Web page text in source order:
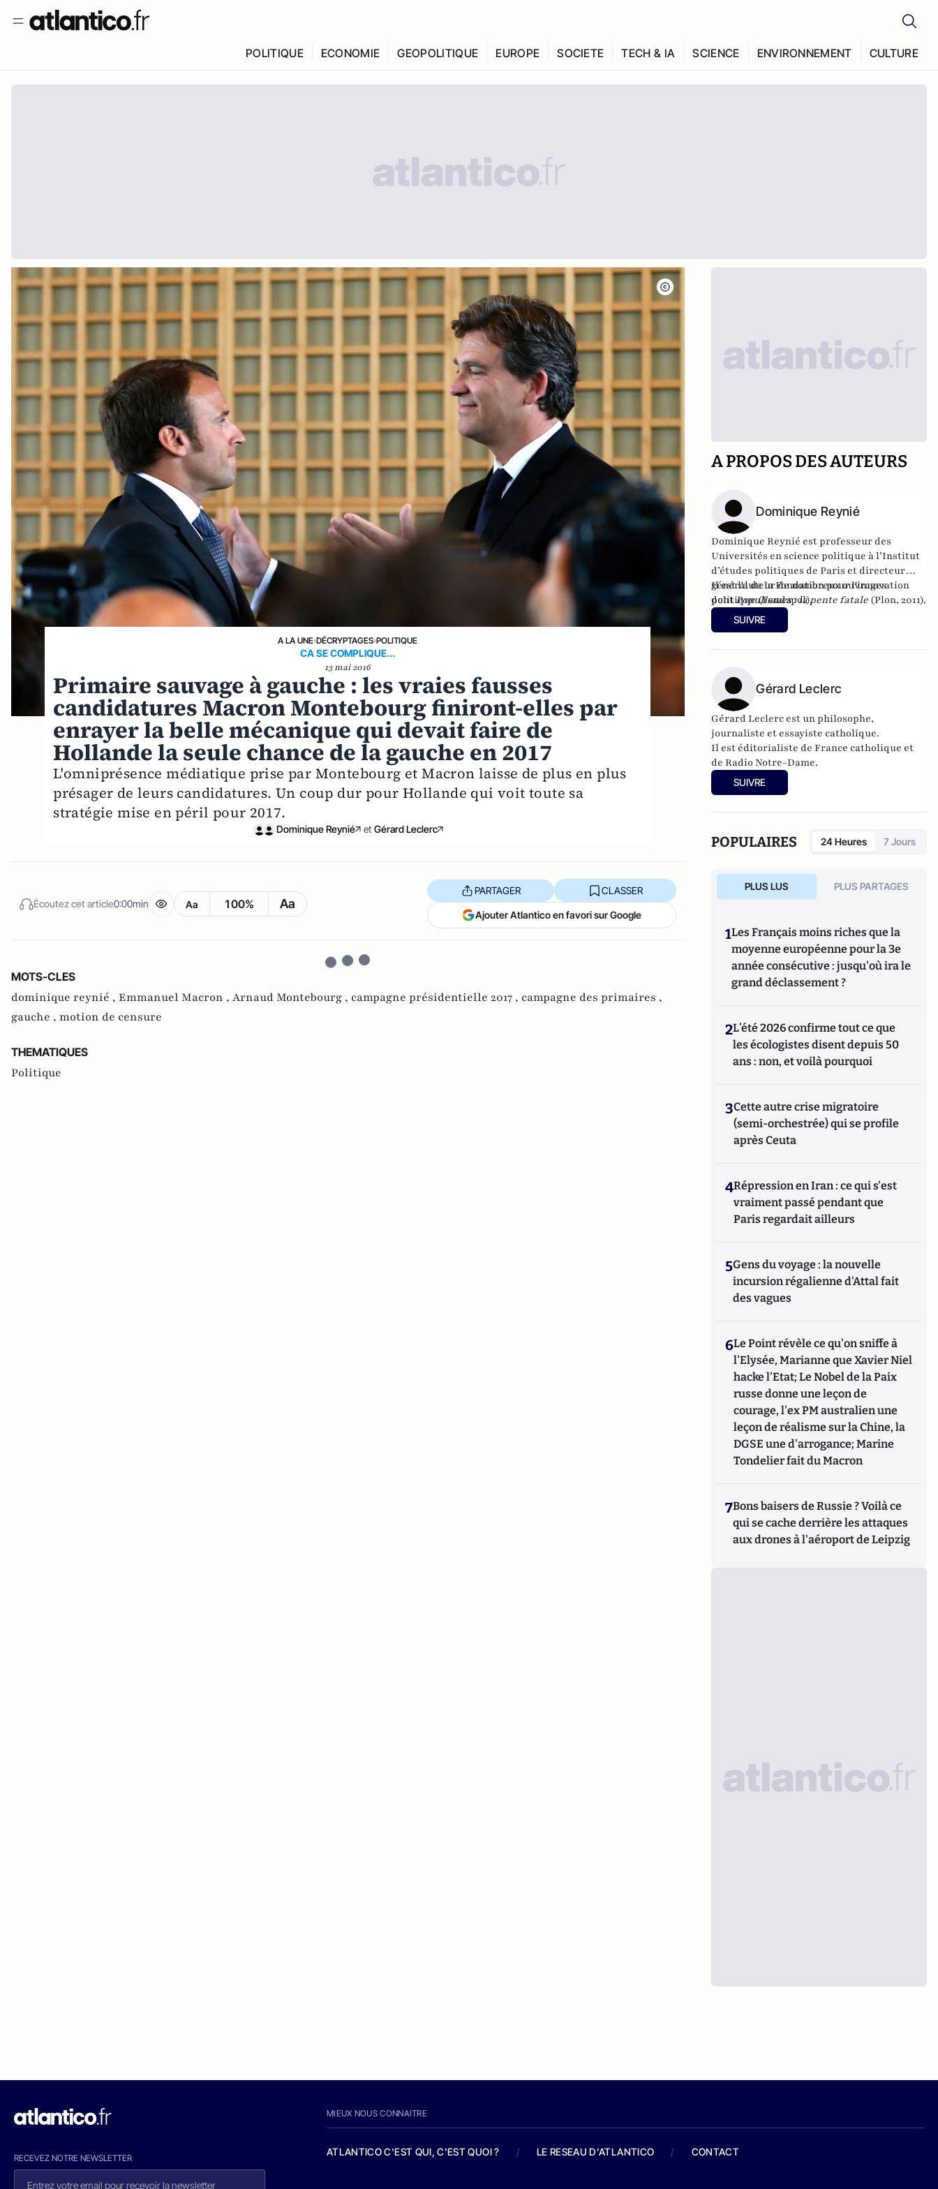
POLITIQUE ECONOMIE GEOPOLITIQUE EUROPE SOCIETE TECH & IA SCIENCE ENVIRONNEMENT CULTURE
A LA UNE›DÉCRYPTAGES›POLITIQUE
CA SE COMPLIQUE...
13 mai 2016
Primaire sauvage à gauche : les vraies fausses
candidatures Macron Montebourg finiront-elles par
enrayer la belle mécanique qui devait faire de
Hollande la seule chance de la gauche en 2017
L'omniprésence médiatique prise par Montebourg et Macron laisse de plus en plus
présager de leurs candidatures. Un coup dur pour Hollande qui voit toute sa
stratégie mise en péril pour 2017.
Dominique Reynié et Gérard Leclerc
Écoutez cet article0:00min Aa 100% Aa
PARTAGER CLASSER
Ajouter Atlantico en favori sur Google
MOTS-CLES
dominique reynié , Emmanuel Macron , Arnaud Montebourg , campagne présidentielle 2017 , campagne des primaires ,
gauche , motion de censure
THEMATIQUES
Politique
A PROPOS DES AUTEURS
Dominique Reynié
Dominique Reynié est professeur des
Universités en science politique à l’Institut
d’études politiques de Paris et directeur
général de la Fondation pour l'innovation
politique (Fondapol).
Il est l'auteur de nombreux ouvrages
dontPopulismes : la pente fatale (Plon, 2011).
SUIVRE
Gérard Leclerc
Gérard Leclerc est un philosophe,
journaliste et essayiste catholique.
Il est éditorialiste deFrance catholique et
deRadio Notre-Dame.
Il est l'auteur de l'
présent (chroniques de la modernité
SUIVRE
POPULAIRES 24 Heures 7 Jours
PLUS LUS PLUS PARTAGES
1Les Français moins riches que la
moyenne européenne pour la 3e
année consécutive : jusqu'où ira le
grand déclassement ?
2L’été 2026 confirme tout ce que
les écologistes disent depuis 50
ans : non, et voilà pourquoi
3Cette autre crise migratoire
(semi-orchestrée) qui se profile
après Ceuta
4Répression en Iran : ce qui s'est
vraiment passé pendant que
Paris regardait ailleurs
5Gens du voyage : la nouvelle
incursion régalienne d'Attal fait
des vagues
6Le Point révèle ce qu'on sniffe à
l'Elysée, Marianne que Xavier Niel
hacke l'Etat; Le Nobel de la Paix
russe donne une leçon de
courage, l'ex PM australien une
leçon de réalisme sur la Chine, la
DGSE une d'arrogance; Marine
Tondelier fait du Macron
7Bons baisers de Russie ? Voilà ce
qui se cache derrière les attaques
aux drones à l'aéroport de Leipzig
RECEVEZ NOTRE NEWSLETTER
MIEUX NOUS CONNAITRE
ATLANTICO C'EST QUI, C'EST QUOI ? / LE RESEAU D'ATLANTICO / CONTACT